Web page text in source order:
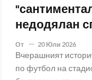
недодялан
От 20 Юли 2026
Вчерашният
по футбол на